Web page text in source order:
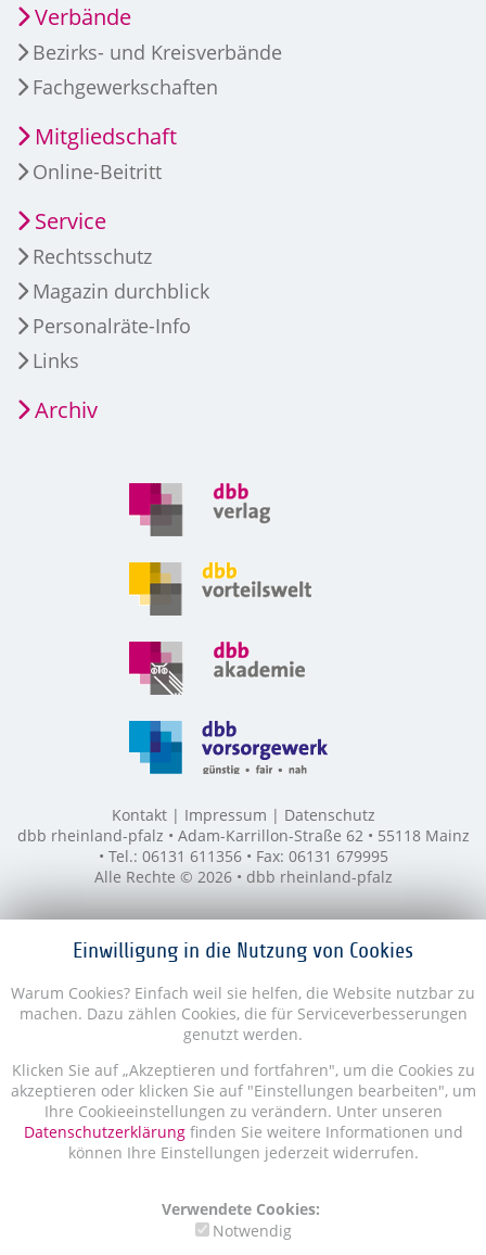
Einwilligung in die Nutzung von Cookies
Warum Cookies? Einfach weil sie helfen, die Website nutzbar zu
machen. Dazu zählen Cookies, die für Serviceverbesserungen
genutzt werden.
Klicken Sie auf „Akzeptieren und fortfahren", um die Cookies zu
akzeptieren oder klicken Sie auf "Einstellungen bearbeiten", um
Ihre Cookieeinstellungen zu verändern. Unter unseren
Datenschutzerklärungfinden Sie weitere Informationen und
können Ihre Einstellungen jederzeit widerrufen.
Verwendete Cookies:
Notwendig
Verbände
Bezirks- und Kreisverbände
Fachgewerkschaften
Mitgliedschaft
Online-Beitritt
Service
Rechtsschutz
Magazin durchblick
Personalräte-Info
Links
Archiv
Kontakt Impressum
Datenschutz
dbb rheinland-pfalz • Adam-Karrillon-Straße 62 • 55118 Mainz
• Tel.: 06131 611356 • Fax: 06131 679995
Alle Rechte © 2026 • dbb rheinland-pfalz